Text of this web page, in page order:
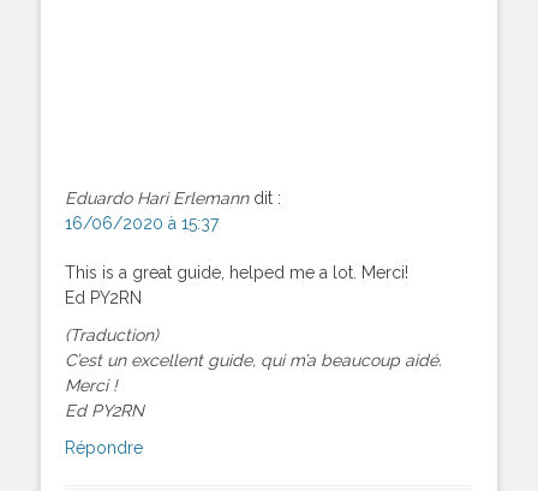
Eduardo Hari Erlemann dit :
16/06/2020 à 15:37
This is a great guide, helped me a lot. Merci!
Ed PY2RN
(Traduction)
C’est un excellent guide, qui m’a beaucoup aidé.
Merci !
Ed PY2RN
Répondre